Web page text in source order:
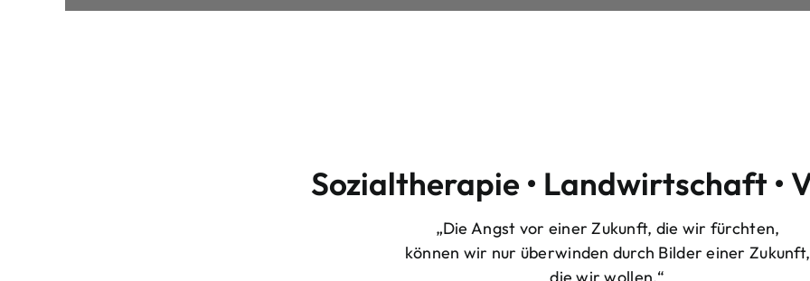
Sozialtherapie • Landwirtschaft •
„Die Angst vor einer Zukunft, die wir fürchten,
können wir nur überwinden durch Bilder einer Zukunft,